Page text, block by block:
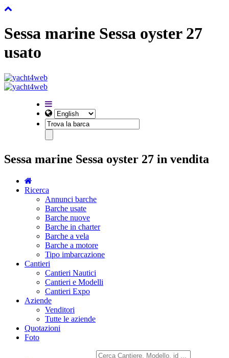
Sessa marine Sessa oyster 27
usato
Sessa marine Sessa oyster 27 in vendita
Ricerca
Annunci barche
Barche usate
Barche nuove
Barche in charter
Barche a vela
Barche a motore
Tipo imbarcazione
Cantieri
Cantieri Nautici
Cantieri e Modelli
Cantieri Expo
Aziende
Venditori
Tutte le aziende
Quotazioni
Foto